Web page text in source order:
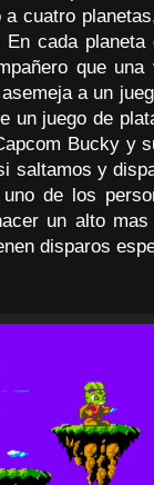
cuatro
cada
que
a un
un juego de
Bucky y
saltamos y
de los
un alto
disparos